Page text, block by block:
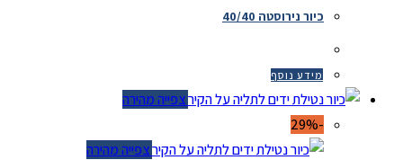
כיור נירוסטה 40/40
מידע נוסף
צפייה מהירה
צפייה מהירה